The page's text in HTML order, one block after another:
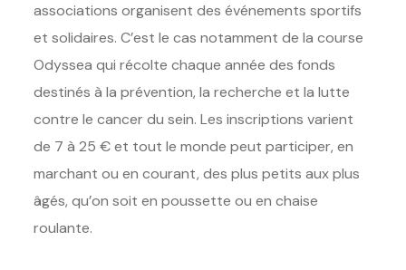
associations organisent des événements sportifs
et solidaires. C’est le cas notamment de la course
Odyssea qui récolte chaque année des fonds
destinés à la prévention, la recherche et la lutte
contre le cancer du sein. Les inscriptions varient
de 7 à 25 € et tout le monde peut participer, en
marchant ou en courant, des plus petits aux plus
âgés, qu’on soit en poussette ou en chaise
roulante.